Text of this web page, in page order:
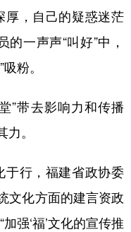
厚 ，自己的疑惑迷茫
一声声“叫好”中，
粉。
带去影响力和传播
。
行，福建省政协委
文化方面的建言资政
强‘福’文化的宣传推